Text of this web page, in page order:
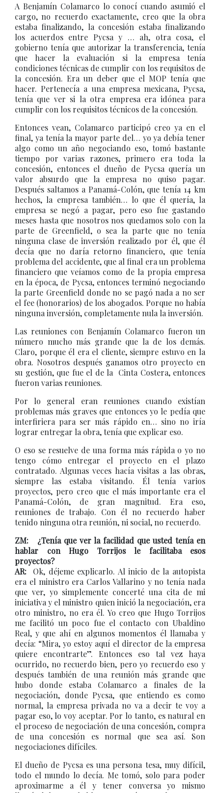
A Benjamín Colamarco lo conocí cuando asumió el
cargo, no recuerdo exactamente, creo que la obra
estaba finalizando, la concesión estaba finalizando
los acuerdos entre Pycsa y … ah, otra cosa, el
gobierno tenía que autorizar la transferencia, tenía
que hacer la evaluación si la empresa tenía
condiciones técnicas de cumplir con los requisitos de
la concesión. Era un deber que el MOP tenía que
hacer. Pertenecía a una empresa mexicana, Pycsa,
tenía que ver si la otra empresa era idónea para
cumplir con los requisitos técnicos de la concesión.
Entonces vean, Colamarco participó creo ya en el
final, ya tenía la mayor parte del… yo ya debía tener
algo como un año negociando eso, tomó bastante
tiempo por varias razones, primero era toda la
concesión, entonces el dueño de Pycsa quería un
valor absurdo que la empresa no quiso pagar.
Después saltamos a Panamá-Colón, que tenía 14 km
hechos, la empresa también… lo que él quería, la
empresa se negó a pagar, pero eso fue gastando
meses hasta que nosotros nos quedamos solo con la
parte de Greenfield, o sea la parte que no tenía
ninguna clase de inversión realizado por él, que él
decía que no daría retorno financiero, que tenía
problema del accidente, que al final era un problema
financiero que veíamos como de la propia empresa
en la época, de Pycsa, entonces terminó negociando
la parte Greenfield donde no se pagó nada a no ser
el fee (honorarios) de los abogados. Porque no había
ninguna inversión, completamente nula la inversión.
Las reuniones con Benjamín Colamarco fueron un
número mucho más grande que la de los demás.
Claro, porque él era el cliente, siempre estuvo en la
obra. Nosotros después ganamos otro proyecto en
su gestión, que fue el de la Cinta Costera, entonces
fueron varias reuniones.
Por lo general eran reuniones cuando existían
problemas más graves que entonces yo le pedía que
interfiriera para ser más rápido en… sino no iría
lograr entregar la obra, tenía que explicar eso.
O eso se resuelve de una forma más rápida o yo no
tengo cómo entregar el proyecto en el plazo
contratado. Algunas veces hacía visitas a las obras,
siempre las estaba visitando. Él tenía varios
proyectos, pero creo que el más importante era el
Panamá-Colón, de gran magnitud. Era eso,
reuniones de trabajo. Con él no recuerdo haber
tenido ninguna otra reunión, ni social, no recuerdo.
ZM: ¿Tenía que ver la facilidad que usted tenía en
hablar con Hugo Torrijos le facilitaba esos
proyectos?
AR: Ok, déjeme explicarlo. Al inicio de la autopista
era el ministro era Carlos Vallarino y no tenía nada
que ver, yo simplemente concerté una cita de mi
iniciativa y el ministro quien inició la negociación, era
otro ministro, no era él. Yo creo que Hugo Torrijos
me facilitó un poco fue el contacto con Ubaldino
Real, y que ahí en algunos momentos él llamaba y
decía: “Mira, yo estoy aquí el director de la empresa
quiere encontrarte”. Entonces eso tal vez haya
ocurrido, no recuerdo bien, pero yo recuerdo eso y
después también de una reunión más grande que
hubo donde estaba Colamarco a finales de la
negociación, donde Pycsa, que entiendo es como
normal, la empresa privada no va a decir te voy a
pagar eso, lo voy aceptar. Por lo tanto, es natural en
el proceso de negociación de una concesión, compra
de una concesión es normal que sea así. Son
negociaciones difíciles.
El dueño de Pycsa es una persona tesa, muy difícil,
todo el mundo lo decía. Me tomó, solo para poder
aproximarme a él y tener conversa yo mismo